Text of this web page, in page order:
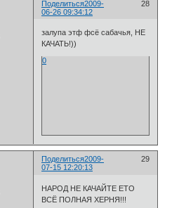
Поделиться 28
2009-
06-26 09:34:12
залупа этф фсё сабачья, НЕ
КАЧАТЬ!))
0
Поделиться 29
2009-
07-15 12:20:13
НАРОД НЕ КАЧАЙТЕ ЕТО
ВСЁ ПОЛНАЯ ХЕРНЯ!!!